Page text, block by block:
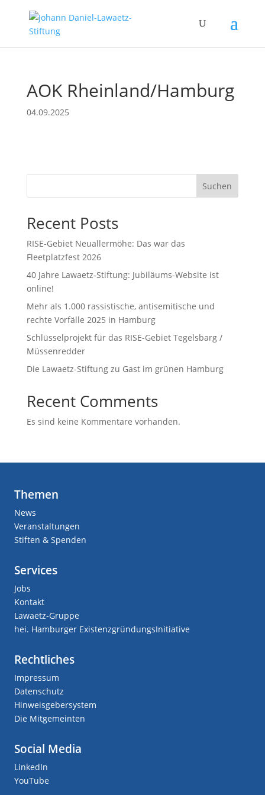
AOK Rheinland/Hamburg
04.09.2025
Suchen
Recent Posts
RISE-Gebiet Neuallermöhe: Das war das
Fleetplatzfest 2026
40 Jahre Lawaetz-Stiftung: Jubiläums-Website ist
online!
Mehr als 1.000 rassistische, antisemitische und
rechte Vorfälle 2025 in Hamburg
Schlüsselprojekt für das RISE-Gebiet Tegelsbarg /
Müssenredder
Die Lawaetz-Stiftung zu Gast im grünen Hamburg
Recent Comments
Es sind keine Kommentare vorhanden.
Themen
News
Veranstaltungen
Stiften & Spenden
Services
Jobs
Kontakt
Lawaetz-Gruppe
hei. Hamburger ExistenzgründungsInitiative
Rechtliches
Impressum
Datenschutz
Hinweisgebersystem
Die Mitgemeinten
Social Media
LinkedIn
YouTube